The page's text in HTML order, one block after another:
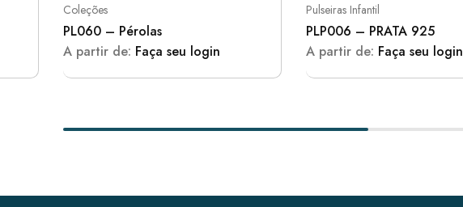
Coleções
PL060 – Pérolas
A partir de: Faça seu login
Pulseiras Infantil
PLP006 – PRATA 925
A partir de: Faça seu login